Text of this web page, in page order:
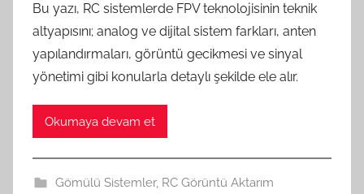
Bu yazı, RC sistemlerde FPV teknolojisinin teknik
altyapısını; analog ve dijital sistem farkları, anten
yapılandırmaları, görüntü gecikmesi ve sinyal
yönetimi gibi konularla detaylı şekilde ele alır.
Okumaya devam et
Gömülü Sistemler, RC Görüntü Aktarım